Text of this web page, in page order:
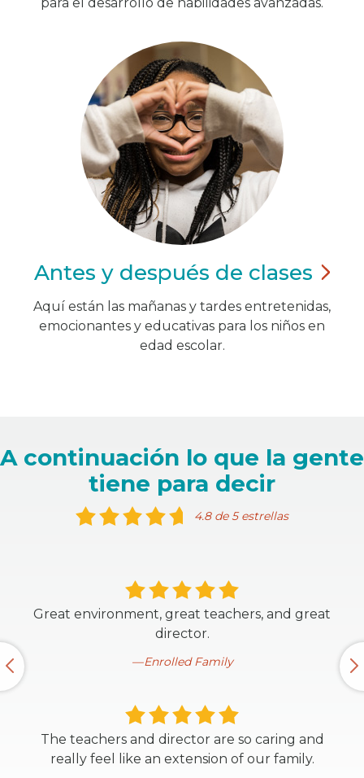
Antes y después de clases
Aquí están las mañanas y tardes entretenidas,
emocionantes y educativas para los niños en
edad escolar.
A continuación lo que la gente
tiene para decir
4.8 de 5 estrellas
Great environment, great teachers, and great
director.
Enrolled Family
The teachers and director are so caring and
really feel like an extension of our family.